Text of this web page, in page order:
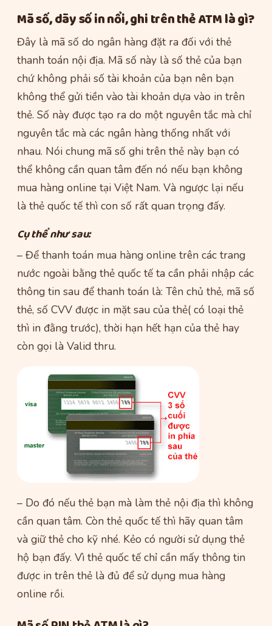
Mã số, dãy số in nổi, ghi trên thẻ ATM là gì?
Đây là mã số do ngân hàng đặt ra đối với thẻ
thanh toán nội địa. Mã số này là số thẻ của bạn
chứ không phải số tài khoản của bạn nên bạn
không thể gửi tiền vào tài khoản dựa vào in trên
thẻ. Số này được tạo ra do một nguyên tắc mà chỉ
nguyên tắc mà các ngân hàng thống nhất với
nhau. Nói chung mã số ghi trên thẻ này bạn có
thể không cần quan tâm đến nó nếu bạn không
mua hàng online tại Việt Nam. Và ngược lại nếu
là thẻ quốc tế thì con số rất quan trọng đấy.
Cụ thể như sau:
– Để thanh toán mua hàng online trên các trang
nước ngoài bằng thẻ quốc tế ta cần phải nhập các
thông tin sau để thanh toán là: Tên chủ thẻ, mã số
thẻ, số CVV được in mặt sau của thẻ( có loại thẻ
thì in đằng trước), thời hạn hết hạn của thẻ hay
còn gọi là Valid thru.
– Do đó nếu thẻ bạn mà làm thẻ nội địa thì không
cần quan tâm. Còn thẻ quốc tế thì hãy quan tâm
và giữ thẻ cho kỹ nhé. Kẻo có người sử dụng thẻ
hộ bạn đấy. Vì thẻ quốc tế chỉ cần mấy thông tin
được in trên thẻ là đủ để sử dụng mua hàng
online rồi.